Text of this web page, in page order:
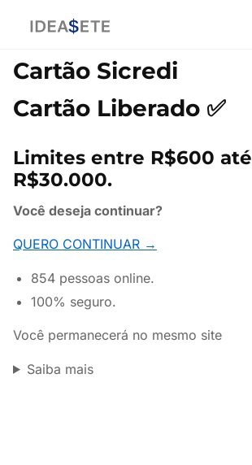
Cartão Sicredi
Cartão Liberado ✅
Limites entre R$600 até
R$30.000.
Você deseja continuar?
QUERO CONTINUAR →
854 pessoas online.
100% seguro.
Você permanecerá no mesmo site
Saiba mais